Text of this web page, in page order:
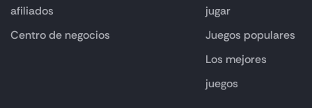
afiliados
Centro de negocios
jugar
Juegos populares
Los mejores
juegos